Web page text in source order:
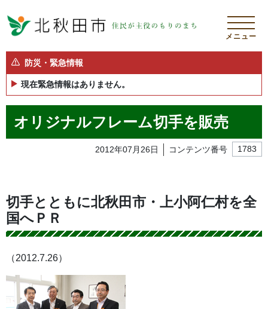
メニュー
防災・緊急情報
現在緊急情報はありません。
オリジナルフレーム切手を販売
2012年07月26日 コンテンツ番号 1783
切手とともに北秋田市・上小阿仁村を全
国へＰＲ
（2012.7.26）